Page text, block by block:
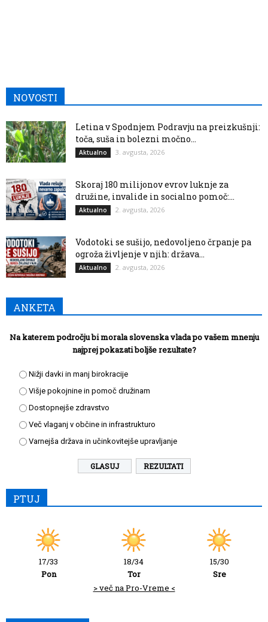
NOVOSTI
Letina v Spodnjem Podravju na preizkušnji:
toča, suša in bolezni močno...
Aktualno 3. avgusta, 2026
Skoraj 180 milijonov evrov luknje za
družine, invalide in socialno pomoč:...
Aktualno 2. avgusta, 2026
Vodotoki se sušijo, nedovoljeno črpanje pa
ogroža življenje v njih: država...
Aktualno 2. avgusta, 2026
ANKETA
Na katerem področju bi morala slovenska vlada po vašem mnenju
najprej pokazati boljše rezultate?
Nižji davki in manj birokracije
Višje pokojnine in pomoč družinam
Dostopnejše zdravstvo
Več vlaganj v občine in infrastrukturo
Varnejša država in učinkovitejše upravljanje
REZULTATI
PTUJ
17/33
Pon
18/34
Tor
15/30
Sre
> več na Pro-Vreme <